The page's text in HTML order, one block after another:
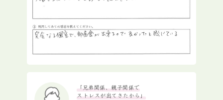
「兄弟関係、親子関係で
ストレスが出てきたから」